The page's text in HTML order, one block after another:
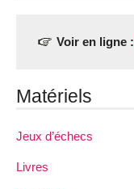
Voir en ligne :
Matériels
Jeux d’échecs
Livres